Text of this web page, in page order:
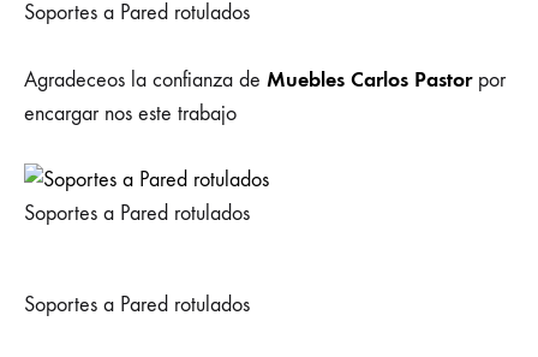
Soportes a Pared rotulados
Agradeceos la confianza de Muebles Carlos Pastor por
encargar nos este trabajo
Soportes a Pared rotulados
Soportes a Pared rotulados